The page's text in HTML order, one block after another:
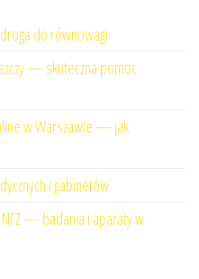
do równowagi
— skuteczna pomoc
w Warszawie — jak
i gabinetów
NFZ — badania i aparaty w